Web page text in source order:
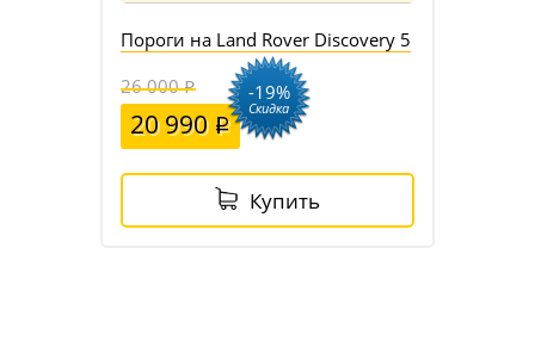
Пороги на Land Rover Discovery 5
26 000
20 990
-19%
Скидка
Купить